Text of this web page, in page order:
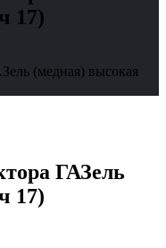
17)
(медная) высокая
ГАЗель
17)